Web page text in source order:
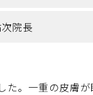
院長
。一重の皮膚